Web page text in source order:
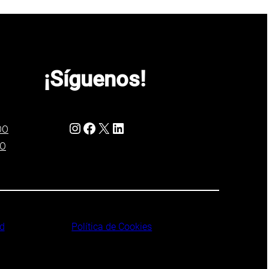
¡Síguenos!
Instagram Facebook X LinkedIn
Política de Cookies